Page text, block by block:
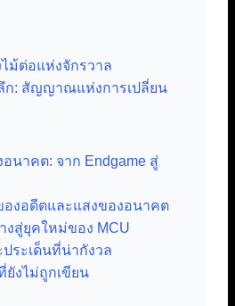
ม้ต่อแห่งจักรวาล
ก: สัญญาณแห่งการเปลี่ยน
อนาคต: จาก Endgame สู่
องอดีตและแสงของอนาคต
งสู่ยุคใหม่ของ MCU
ระเด็นที่น่ากังวล
งไม่ถูกเขียน